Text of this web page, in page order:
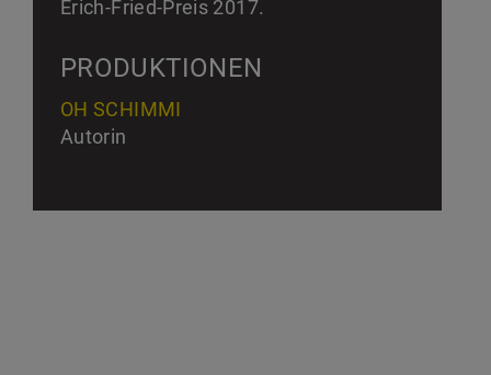
Erich-Fried-Preis 2017.
PRODUKTIONEN
OH SCHIMMI
Autorin